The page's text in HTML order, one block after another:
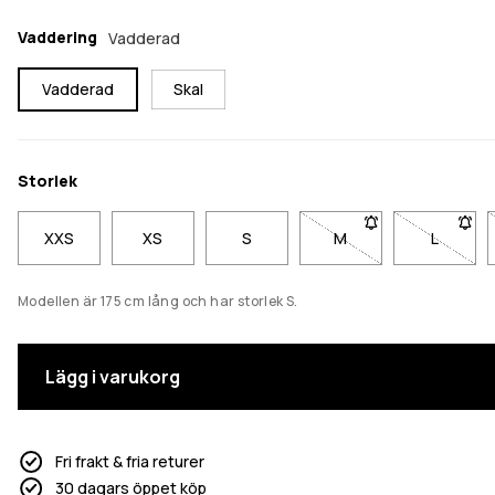
Vaddering Vadderad
Vadderad Skal
Storlek
XXS XS S M- Storlek M är inte
L-
Modellen är 175 cm lång och har storlek S.
Lägg i varukorg
Fri frakt & fria returer
30 dagars öppet köp